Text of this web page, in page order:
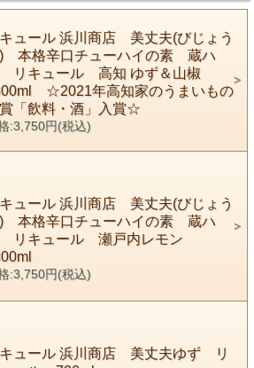
ュール 浜川商店 美丈夫(びじょう
本格辛口チューハイの素 蔵ハ
リキュール 高知 ゆず＆山椒
☆2021年高知家のうまいもの
「飲料・酒」入賞☆
:3,750円(税込)
ュール 浜川商店 美丈夫(びじょう
本格辛口チューハイの素 蔵ハ
リキュール 瀬戸内レモン
:3,750円(税込)
キュール 浜川商店 美丈夫ゆず リ